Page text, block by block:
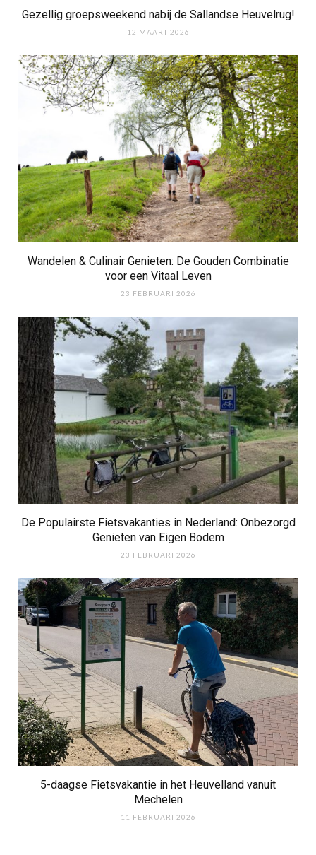
Gezellig groepsweekend nabij de Sallandse Heuvelrug!
12 MAART 2026
Wandelen & Culinair Genieten: De Gouden Combinatie
voor een Vitaal Leven
23 FEBRUARI 2026
De Populairste Fietsvakanties in Nederland: Onbezorgd
Genieten van Eigen Bodem
23 FEBRUARI 2026
5-daagse Fietsvakantie in het Heuvelland vanuit
Mechelen
11 FEBRUARI 2026